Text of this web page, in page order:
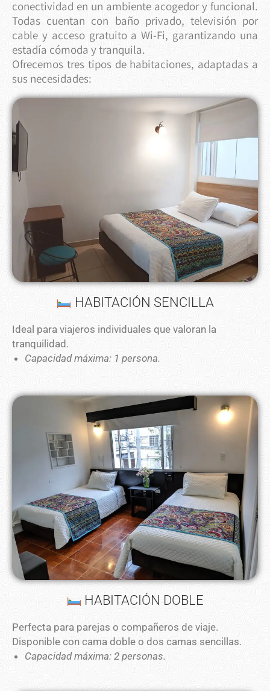
conectividad en un ambiente acogedor y funcional.
Todas cuentan con baño privado, televisión por
cable y acceso gratuito a Wi-Fi, garantizando una
estadía cómoda y tranquila.
Ofrecemos tres tipos de habitaciones, adaptadas a
sus necesidades:
HABITACIÓN SENCILLA
Ideal para viajeros individuales que valoran la
tranquilidad.
Capacidad máxima: 1 persona.
HABITACIÓN DOBLE
Perfecta para parejas o compañeros de viaje.
Disponible con cama doble o dos camas sencillas.
Capacidad máxima: 2 personas.